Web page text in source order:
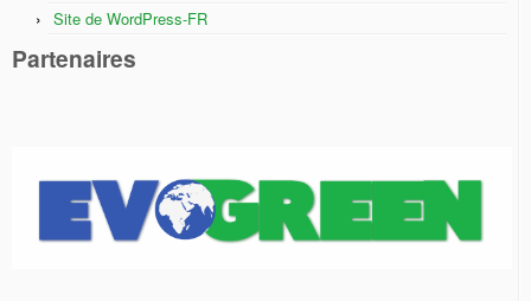
Site de WordPress-FR
Partenaires